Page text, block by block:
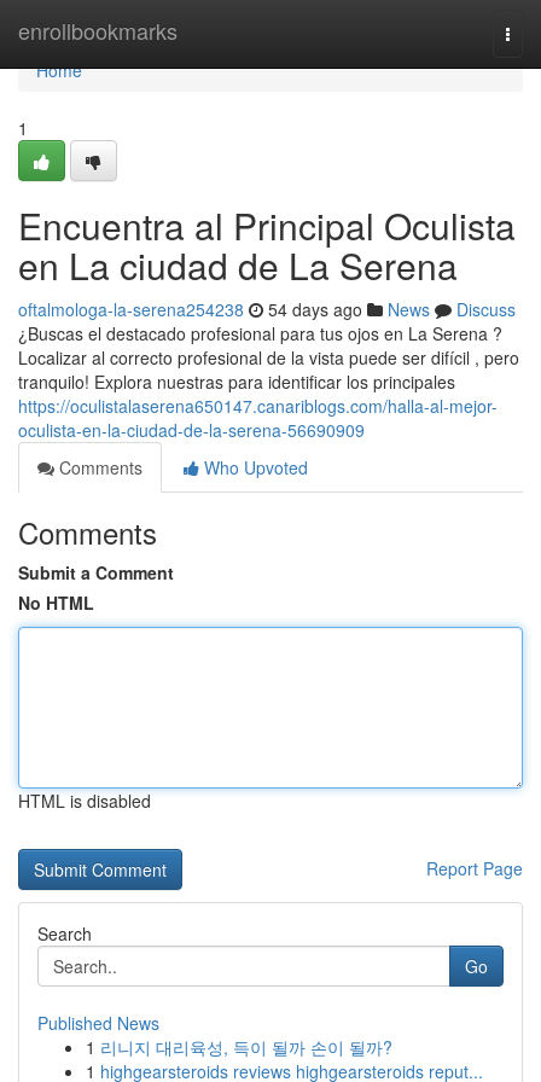
enrollbookmarks
Home
Home
1
Encuentra al Principal Oculista
en La ciudad de La Serena
oftalmologa-la-serena254238 54 days ago News
Discuss
¿Buscas el destacado profesional para tus ojos en La Serena ?
Localizar al correcto profesional de la vista puede ser difícil , pero
tranquilo! Explora nuestras para identificar los principales
https://oculistalaserena650147.canariblogs.com/halla-al-mejor-
oculista-en-la-ciudad-de-la-serena-56690909
Comments
Who Upvoted
Comments
Submit a Comment
No HTML
HTML is disabled
Report Page
Search
Go
Published News
1 리니지 대리육성, 득이 될까 손이 될까?
1 highgearsteroids reviews highgearsteroids reput...